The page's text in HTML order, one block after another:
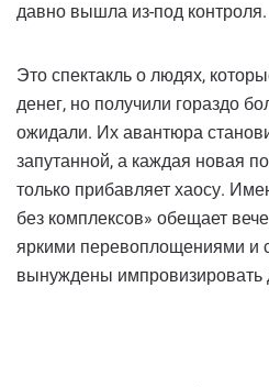
давно вышла из-под контроля.
Это спектакль о людях,
денег, но получили гораздо
ожидали. Их авантюра
запутанной, а каждая новая
только прибавляет хаосу.
без комплексов» обещает
яркими перевоплощениями и
вынуждены импровизировать